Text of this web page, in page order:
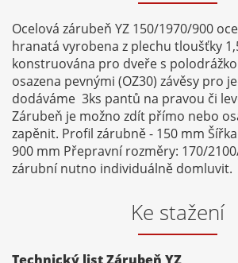
Ocelová zárubeň YZ 150/1970/900
hranatá vyrobena z plechu tloušťky
konstruována pro dveře s
osazena pevnými (OZ30) závěsy pro
dodáváme 3ks pantů na pravou či
Zárubeň je možno zdít přímo nebo
zapěnit. Profil zárubně - 150 mm
900 mm Přepravní rozměry: 170/
zárubní nutno individuálně domluvit.
Ke stažení